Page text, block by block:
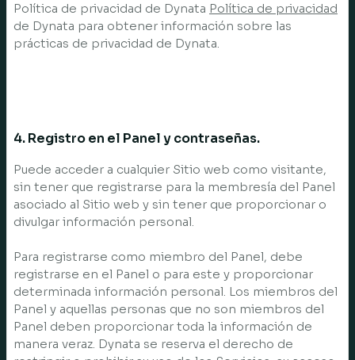
Política de privacidad de Dynata Política de privacidad
de Dynata para obtener información sobre las
prácticas de privacidad de Dynata.
4. Registro en el Panel y contraseñas.
Puede acceder a cualquier Sitio web como visitante,
sin tener que registrarse para la membresía del Panel
asociado al Sitio web y sin tener que proporcionar o
divulgar información personal.
Para registrarse como miembro del Panel, debe
registrarse en el Panel o para este y proporcionar
determinada información personal. Los miembros del
Panel y aquellas personas que no son miembros del
Panel deben proporcionar toda la información de
manera veraz. Dynata se reserva el derecho de